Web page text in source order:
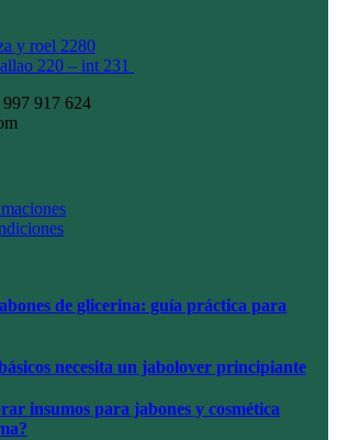
y roel 2280
220 – int 231
997 917 624
de glicerina: guía práctica para
necesita un jabolover principiante
insumos para jabones y cosmética